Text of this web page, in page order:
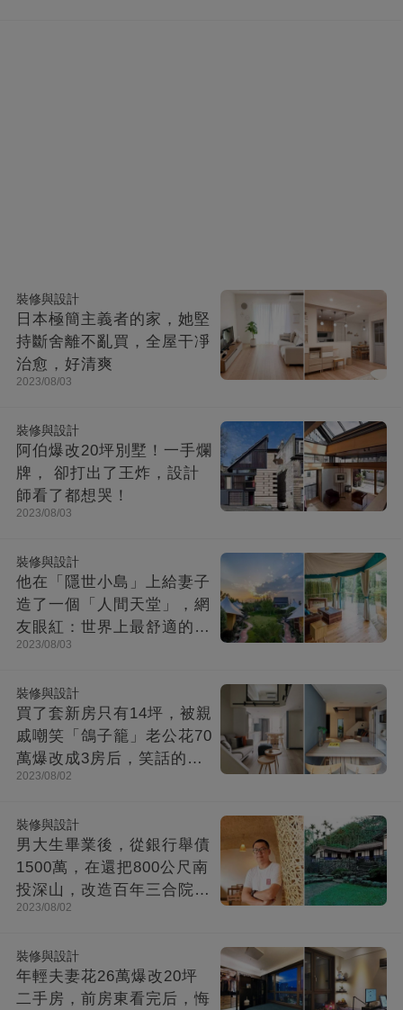
裝修與設計
日本極簡主義者的家，她堅
持斷舍離不亂買，全屋干凈
治愈，好清爽
2023/08/03
裝修與設計
阿伯爆改20坪別墅！一手爛
牌， 卻打出了王炸，設計
師看了都想哭！
2023/08/03
裝修與設計
他在「隱世小島」上給妻子
造了一個「人間天堂」，網
友眼紅：世界上最舒適的時
光都在這里
2023/08/03
裝修與設計
買了套新房只有14坪，被親
戚嘲笑「鴿子籠」老公花70
萬爆改成3房后，笑話的親
戚不吭聲了
2023/08/02
裝修與設計
男大生畢業後，從銀行舉債
1500萬，在還把800公尺南
投深山，改造百年三合院，
成「台灣最美民宿」!
2023/08/02
裝修與設計
年輕夫妻花26萬爆改20坪
二手房，前房東看完后，悔